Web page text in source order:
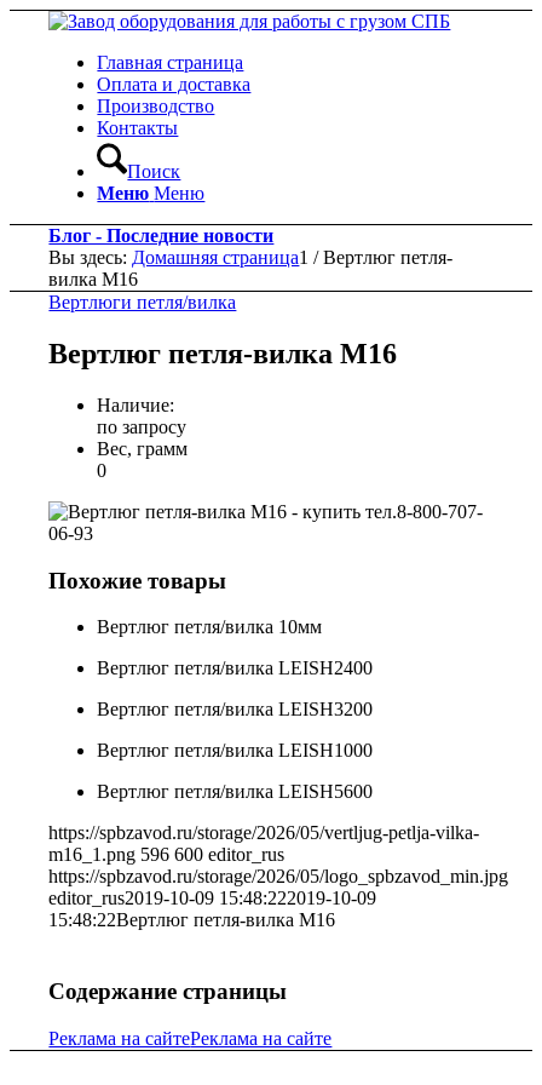
Главная страница
Оплата и доставка
Производство
Контакты
Поиск
Меню Меню
Блог - Последние новости
Вы здесь: Домашняя страница1 / Вертлюг петля-
вилка М16
Вертлюги петля/вилка
Вертлюг петля-вилка М16
Наличие:
по запросу
Вес, грамм
0
Похожие товары
Вертлюг петля/вилка 10мм
Вертлюг петля/вилка LEISH2400
Вертлюг петля/вилка LEISH3200
Вертлюг петля/вилка LEISH1000
Вертлюг петля/вилка LEISH5600
https://spbzavod.ru/storage/2026/05/vertljug-petlja-vilka-
m16_1.png 596 600 editor_rus
https://spbzavod.ru/storage/2026/05/logo_spbzavod_min.jpg
editor_rus2019-10-09 15:48:222019-10-09
15:48:22Вертлюг петля-вилка М16
Содержание страницы
Реклама на сайтеРеклама на сайте